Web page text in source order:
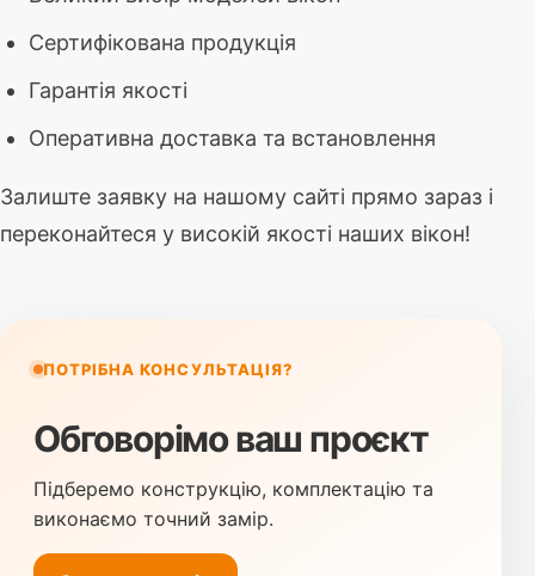
Сертифікована продукція
Гарантія якості
Оперативна доставка та встановлення
Залиште заявку на нашому сайті прямо зараз і
переконайтеся у високій якості наших вікон!
ПОТРІБНА КОНСУЛЬТАЦІЯ?
Обговорімо ваш проєкт
Підберемо конструкцію, комплектацію та
виконаємо точний замір.